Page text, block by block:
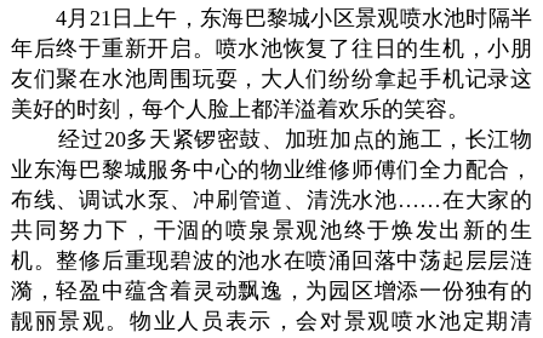
4月21日上午，东海巴黎城小区景观喷水池时隔半
年后终于重新开启。喷水池恢复了往日的生机，小朋
友们聚在水池周围玩耍，大人们纷纷拿起手机记录这
美好的时刻，每个人脸上都洋溢着欢乐的笑容。
经过20多天紧锣密鼓、加班加点的施工，长江物
业东海巴黎城服务中心的物业维修师傅们全力配合，
布线、调试水泵、冲刷管道、清洗水池……在大家的
共同努力下，干涸的喷泉景观池终于焕发出新的生
机。整修后重现碧波的池水在喷涌回落中荡起层层涟
漪，轻盈中蕴含着灵动飘逸，为园区增添一份独有的
靓丽景观。物业人员表示，会对景观喷水池定期清